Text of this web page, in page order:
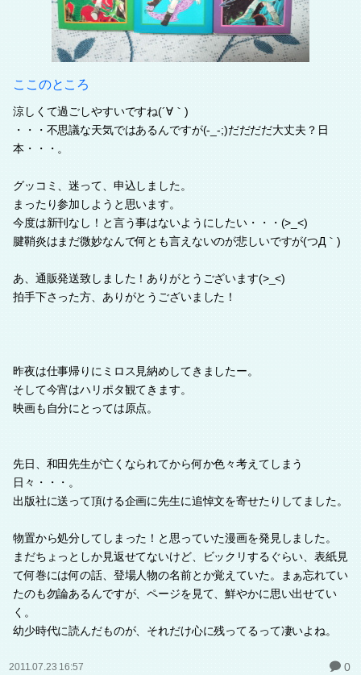
ここのところ
涼しくて過ごしやすいですね(´∀｀)
・・・不思議な天気ではあるんですが(-_-;)だだだだ大丈夫？日
本・・・。
グッコミ、迷って、申込しました。
まったり参加しようと思います。
今度は新刊なし！と言う事はないようにしたい・・・(>_<)
腱鞘炎はまだ微妙なんで何とも言えないのが悲しいですが(つД｀)
あ、通販発送致しました！ありがとうございます(>_<)
拍手下さった方、ありがとうございました！
昨夜は仕事帰りにミロス見納めしてきましたー。
そして今宵はハリポタ観てきます。
映画も自分にとっては原点。
先日、和田先生が亡くなられてから何か色々考えてしまう
日々・・・。
出版社に送って頂ける企画に先生に追悼文を寄せたりしてました。
物置から処分してしまった！と思っていた漫画を発見しました。
まだちょっとしか見返せてないけど、ビックリするぐらい、表紙見
て何巻には何の話、登場人物の名前とか覚えていた。まぁ忘れてい
たのも勿論あるんですが、ページを見て、鮮やかに思い出せてい
く。
幼少時代に読んだものが、それだけ心に残ってるって凄いよね。
2011.07.23 16:57 0